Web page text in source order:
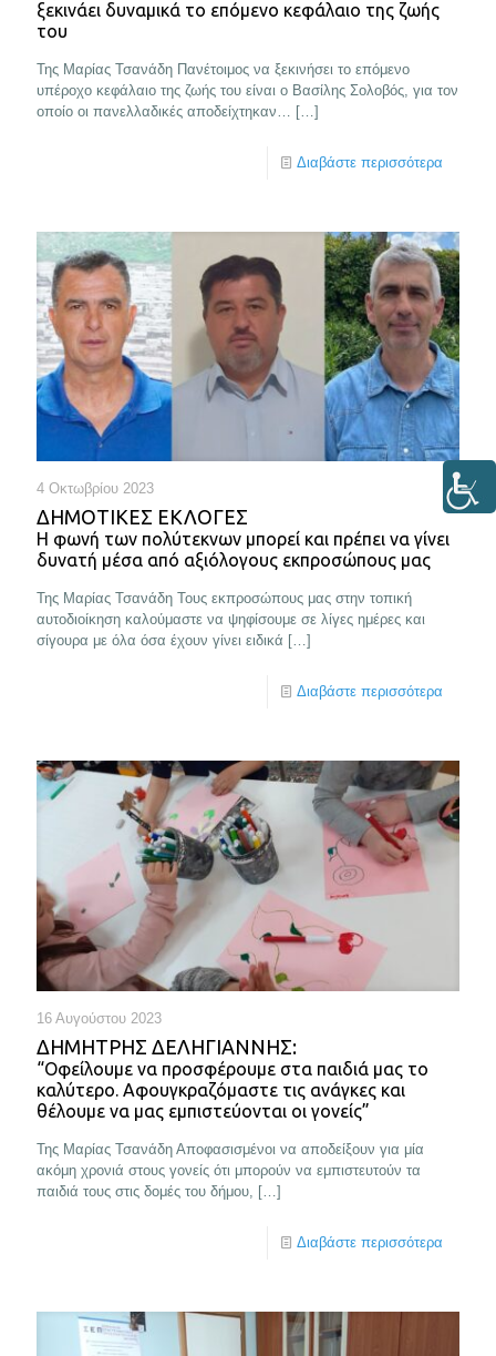
ξεκινάει δυναμικά το επόμενο κεφάλαιο της ζωής
του
Της Μαρίας Τσανάδη Πανέτοιμος να ξεκινήσει το επόμενο
υπέροχο κεφάλαιο της ζωής του είναι ο Βασίλης Σολοβός, για τον
οποίο οι πανελλαδικές αποδείχτηκαν…
[…]
Διαβάστε περισσότερα
4 Οκτωβρίου 2023
ΔΗΜΟΤΙΚΕΣ ΕΚΛΟΓΕΣ
Η φωνή των πολύτεκνων μπορεί και πρέπει να γίνει
δυνατή μέσα από αξιόλογους εκπροσώπους μας
Της Μαρίας Τσανάδη Τους εκπροσώπους μας στην τοπική
αυτοδιοίκηση καλούμαστε να ψηφίσουμε σε λίγες ημέρες και
σίγουρα με όλα όσα έχουν γίνει ειδικά […]
Διαβάστε περισσότερα
16 Αυγούστου 2023
ΔΗΜΗΤΡΗΣ ΔΕΛΗΓΙΑΝΝΗΣ:
“Οφείλουμε να προσφέρουμε στα παιδιά μας το
καλύτερο. Αφουγκραζόμαστε τις ανάγκες και
θέλουμε να μας εμπιστεύονται οι γονείς”
Της Μαρίας Τσανάδη Αποφασισμένοι να αποδείξουν για μία
ακόμη χρονιά στους γονείς ότι μπορούν να εμπιστευτούν τα
παιδιά τους στις δομές του δήμου, […]
Διαβάστε περισσότερα